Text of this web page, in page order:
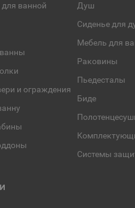
ванной
и ограждения
Душ
Сиденье для
Мебель для
Раковины
Пьедесталы
Биде
Системы